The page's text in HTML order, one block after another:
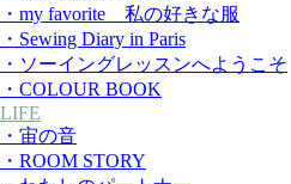
・my favorite 私の好きな服
・Sewing Diary in Paris
・ソーイングレッスンへようこそ
・COLOUR BOOK
LIFE
・宙の音
・ROOM STORY